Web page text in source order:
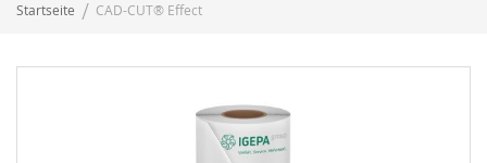
Startseite CAD-CUT® Effect